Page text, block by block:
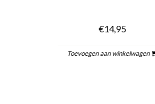
€14,95
Toevoegen aan winkelwagen